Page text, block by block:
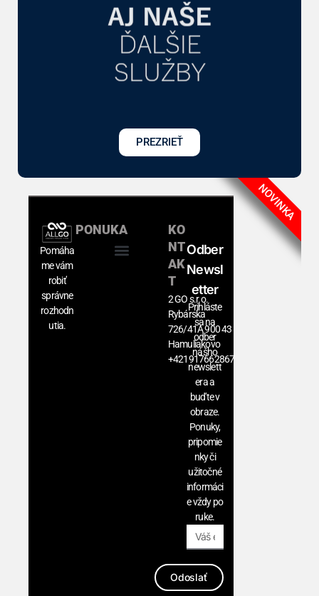
0
d
PREZRIEŤ
NOVINKA
Pomáha
me vám
robiť
správne
rozhodn
utia.
PONUKA
KO
NT
AK
T
2 GO s.r.o.
Rybárska
726/41A 900 43
Hamuliakovo
+421917662867
Odber
Newsl
Etter
Prihláste
sa na
odber
nášho
newslett
era a
buďte v
obraze.
Ponuky,
pripomie
nky či
užitočné
informáci
e vždy po
ruke.
Odoslať